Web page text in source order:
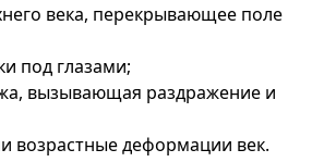
века, перекрывающее поле
под глазами;
вызывающая раздражение и
возрастные деформации век.